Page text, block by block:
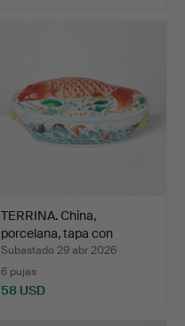
TERRINA. China,
porcelana, tapa con
decora…
Subastado 29 abr 2026
6 pujas
58 USD